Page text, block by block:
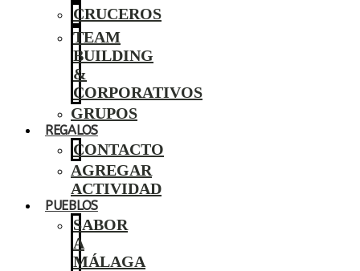
CRUCEROS
TEAM
BUILDING
&
CORPORATIVOS
GRUPOS
REGALOS
CONTACTO
AGREGAR
ACTIVIDAD
PUEBLOS
SABOR
A
MÁLAGA